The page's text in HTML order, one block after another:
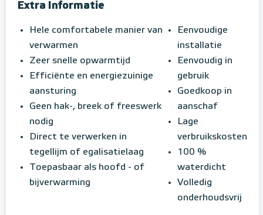
Extra Informatie
Hele comfortabele manier van
verwarmen
Zeer snelle opwarmtijd
Efficiënte en energiezuinige
aansturing
Geen hak-, breek of freeswerk
nodig
Direct te verwerken in
tegellijm of egalisatielaag
Toepasbaar als hoofd - of
bijverwarming
Eenvoudige
installatie
Eenvoudig in
gebruik
Goedkoop in
aanschaf
Lage
verbruikskosten
100 %
waterdicht
Volledig
onderhoudsvrij